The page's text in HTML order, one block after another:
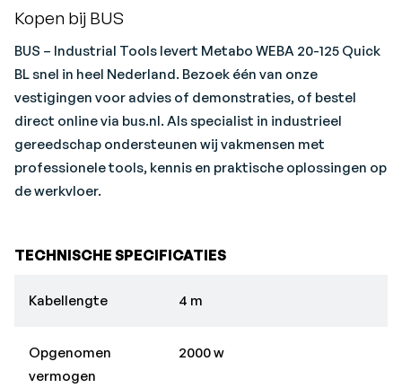
Kopen bij BUS
BUS – Industrial Tools levert Metabo WEBA 20-125 Quick
BL snel in heel Nederland. Bezoek één van onze
vestigingen voor advies of demonstraties, of bestel
direct online via bus.nl. Als specialist in industrieel
gereedschap ondersteunen wij vakmensen met
professionele tools, kennis en praktische oplossingen op
de werkvloer.
TECHNISCHE SPECIFICATIES
Kabellengte 4 m
Opgenomen
vermogen
2000 w